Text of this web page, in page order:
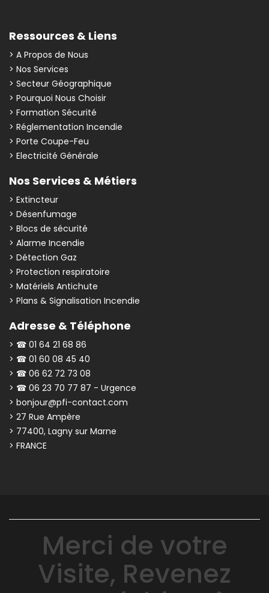
Ressources & Liens
> A Propos de Nous
> Nos Services
> Secteur Géographique
> Pourquoi Nous Choisir
> Formation Sécurité
> Réglementation Incendie
> Porte Coupe-Feu
> Electricité Générale
Nos Services & Métiers
> Extincteur
> Désenfumage
> Blocs de sécurité
> Alarme Incendie
> Détection Gaz
> Protection respiratoire
> Matériels Antichute
> Plans & Signalisation Incendie
Adresse & Téléphone
> ☎ 01 64 21 68 86
> ☎ 01 60 08 45 40
> ☎ 06 62 72 73 08
> ☎ 06 23 70 77 87 - Urgence
> bonjour@pfi-contact.com
> 27 Rue Ampère
> 77400, Lagny sur Marne
> FRANCE
Merci de votre
Visite, Revenez